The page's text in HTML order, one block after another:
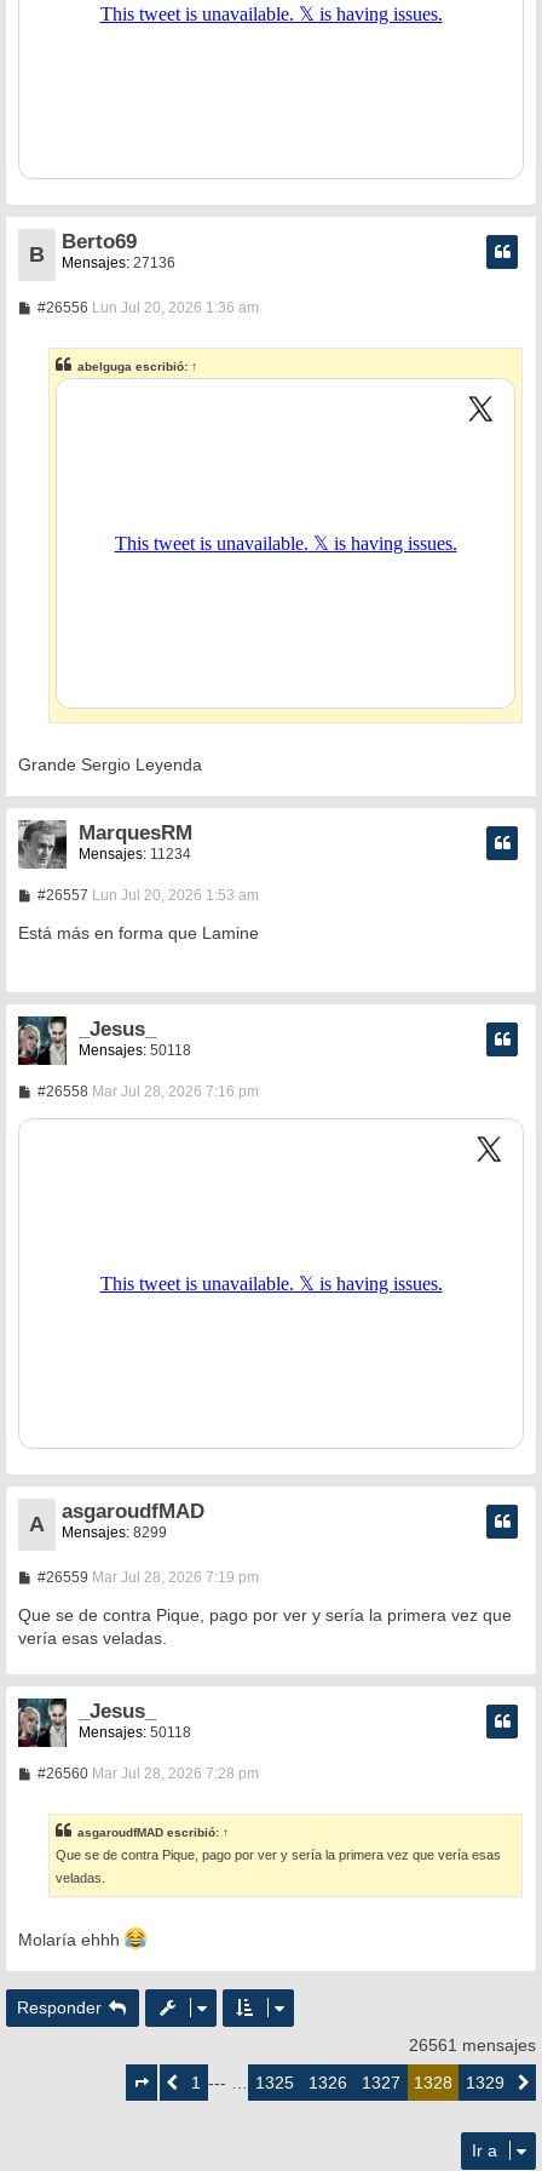
B
Berto69
Mensajes: 27136
#26556M
a
Lun Jul 20, 2026 1:36 am
abelguga escribió: ↑
Grande Sergio Leyenda
MarquesRM
Mensajes: 11234
#26557M
n
e
Lun Jul 20, 2026 1:53 am
Está más en forma que Lamine
_Jesus_
Mensajes: 50118
#26558M
n
Mar Jul 28, 2026 7:16 pm
A
asgaroudfMAD
Mensajes: 8299
#26559M
n
s
a
e
Mar Jul 28, 2026 7:19 pm
Que se de contra Pique, pago por ver y sería la primera vez que
vería esas veladas.
_Jesus_
Mensajes: 50118
#26560M
a
j
e
Mar Jul 28, 2026 7:28 pm
asgaroudfMAD escribió: ↑
Que se de contra Pique, pago por ver y sería la primera vez que vería esas
veladas.
Molaría ehhh
Responder
26561 mensajes
deAnterior1 --- … 1325 1326 1327 1328 1329
Ir a